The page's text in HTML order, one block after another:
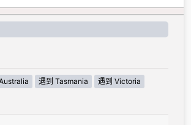
遇到 Tasmania 遇到 Victoria